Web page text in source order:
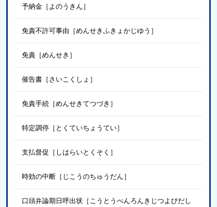
予納金［よのうきん］
免責不許可事由［めんせきふきょかじゆう］
免責［めんせき］
催告書［さいこくしょ］
免責手続［めんせきてつづき］
特定調停［とくていちょうてい］
支払督促［しはらいとくそく］
時効の中断［じこうのちゅうだん］
口頭弁論期日呼出状［こうとうべんろんきじつよびだし